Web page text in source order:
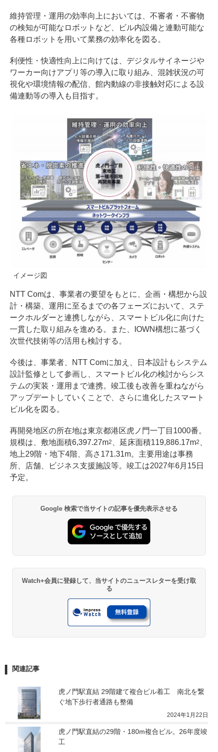
維持管理・運用の効率向上においては、不審者・不審物
の検知が可能なロボットなど、ビル内設備と連動可能な
各種ロボットを用いて業務の効率化を図る。
利便性・快適性向上に向けては、デジタルサイネージや
ワーカー向けアプリ等の導入に取り組み、混雑状況の可
視化や環境情報の配信、館内動線の非接触対応による設
備連動等の導入も目指す。
イメージ図
NTT Comは、事業者の要望をもとに、企画・構想から設
計・構築、運用に至るまでの各フェーズにおいて、ステ
ークホルダーと連携しながら、スマートビル化に向けた
一貫した取り組みを進める。また、IOWN構想に基づく
次世代技術等の活用も検討する。
今後は、事業者、NTT Comに加え、日本設計もシステム
設計監修として参画し、スマートビル化の検討からシス
テムの実装・運用まで連携。竣工後も改善を重ねながら
アップデートしていくことで、さらに進化したスマート
ビル化を図る。
再開発地区の所在地は東京都港区虎ノ門一丁目1000番。
規模は、敷地面積6,397.27m2 、延床面積119,886.17m2
地上29階・地下4階、高さ171.31m。主要用途は事務
所、店舗、ビジネス支援施設等。竣工は2027年6月15日
予定。
Google 検索で当サイトの記事を優先表示させる
Watch+会員に登録して、当サイトのニュースレターを受け取
る
関連記事
虎ノ門駅直結 29階建て複合ビル着工　南北を繋
ぐ地下歩行者通路も整備
2024年1月22日
虎ノ門駅直結の29階・180m複合ビル。26年度竣
工